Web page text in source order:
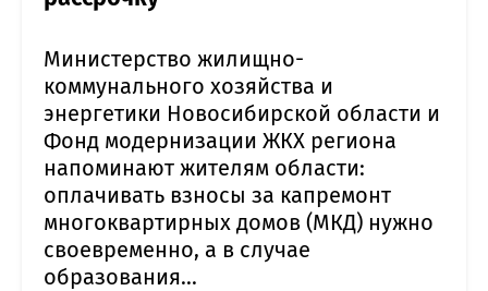
Министерство жилищно-
коммунального хозяйства и
энергетики Новосибирской области и
Фонд модернизации ЖКХ региона
напоминают жителям области:
оплачивать взносы за капремонт
многоквартирных домов (МКД) нужно
своевременно, а в случае
образования...